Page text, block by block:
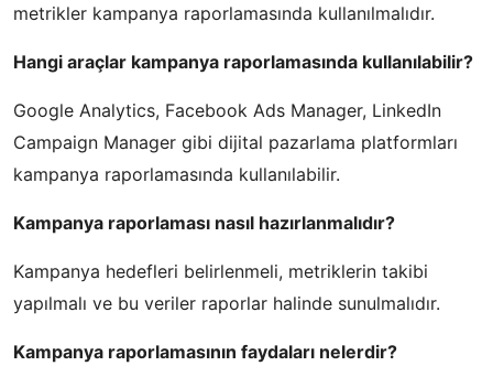
metrikler kampanya raporlamasında kullanılmalıdır.
Hangi araçlar kampanya raporlamasında kullanılabilir?
Google Analytics, Facebook Ads Manager, LinkedIn
Campaign Manager gibi dijital pazarlama platformları
kampanya raporlamasında kullanılabilir.
Kampanya raporlaması nasıl hazırlanmalıdır?
Kampanya hedefleri belirlenmeli, metriklerin takibi
yapılmalı ve bu veriler raporlar halinde sunulmalıdır.
Kampanya raporlamasının faydaları nelerdir?